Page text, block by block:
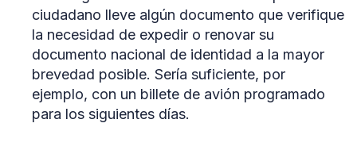
ciudadano lleve algún documento que verifique
la necesidad de expedir o renovar su
documento nacional de identidad a la mayor
brevedad posible. Sería suficiente, por
ejemplo, con un billete de avión programado
para los siguientes días.